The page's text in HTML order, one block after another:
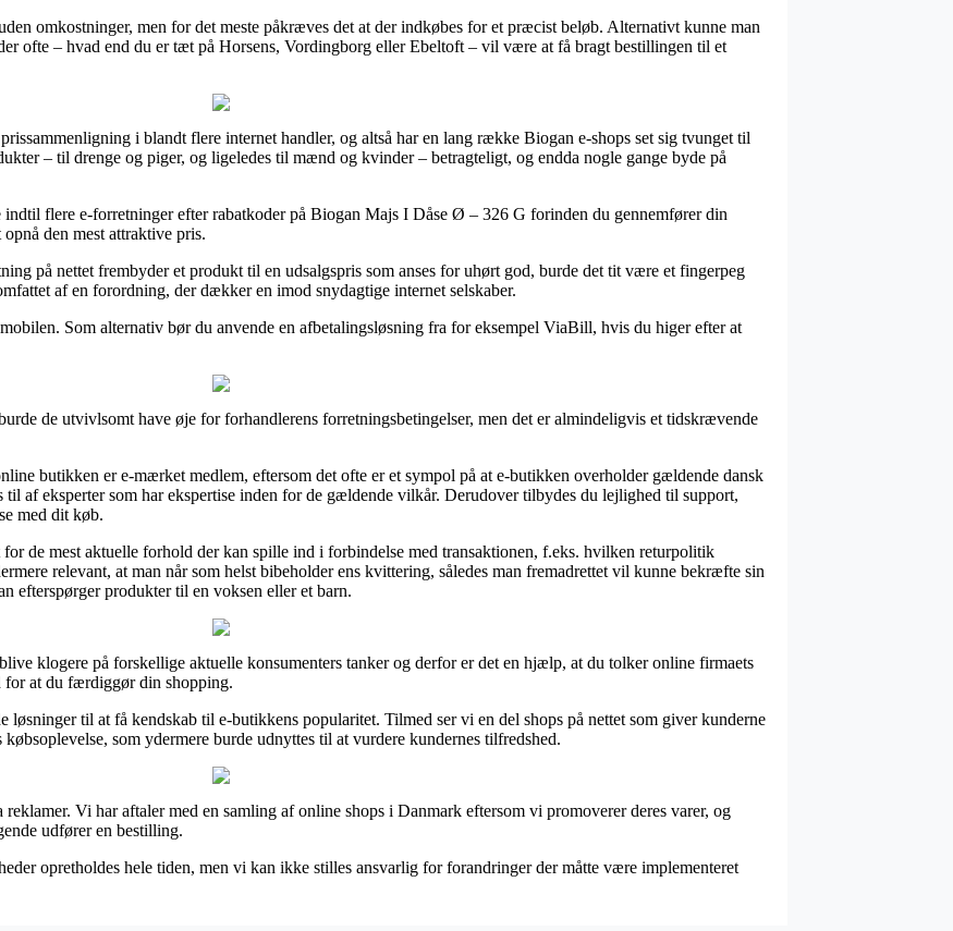
omkostninger, men for det meste påkræves det at der indkøbes for et præcist beløb. Alternativt kunne man
ofte – hvad end du er tæt på Horsens, Vordingborg eller Ebeltoft – vil være at få bragt bestillingen til et
i blandt flere internet handler, og altså har en lang række Biogan e-shops set sig tvunget til
– til drenge og piger, og ligeledes til mænd og kvinder – betragteligt, og endda nogle gange byde på
flere e-forretninger efter rabatkoder på Biogan Majs I Dåse Ø – 326 G forinden du gennemfører din
den mest attraktive pris.
på nettet frembyder et produkt til en udsalgspris som anses for uhørt god, burde det tit være et fingerpeg
af en forordning, der dækker en imod snydagtige internet selskaber.
Som alternativ bør du anvende en afbetalingsløsning fra for eksempel ViaBill, hvis du higer efter at
de utvivlsomt have øje for forhandlerens forretningsbetingelser, men det er almindeligvis et tidskrævende
butikken er e-mærket medlem, eftersom det ofte er et sympol på at e-butikken overholder gældende dansk
af eksperter som har ekspertise inden for de gældende vilkår. Derudover tilbydes du lejlighed til support,
med dit køb.
de mest aktuelle forhold der kan spille ind i forbindelse med transaktionen, f.eks. hvilken returpolitik
relevant, at man når som helst bibeholder ens kvittering, således man fremadrettet vil kunne bekræfte sin
efterspørger produkter til en voksen eller et barn.
klogere på forskellige aktuelle konsumenters tanker og derfor er det en hjælp, at du tolker online firmaets
at du færdiggør din shopping.
løsninger til at få kendskab til e-butikkens popularitet. Tilmed ser vi en del shops på nettet som giver kunderne
som ydermere burde udnyttes til at vurdere kundernes tilfredshed.
Vi har aftaler med en samling af online shops i Danmark eftersom vi promoverer deres varer, og
udfører en bestilling.
opretholdes hele tiden, men vi kan ikke stilles ansvarlig for forandringer der måtte være implementeret